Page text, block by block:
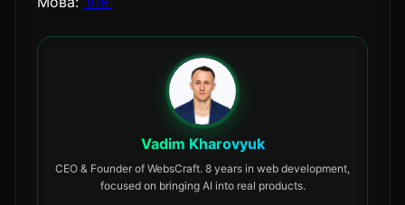
Vadim Kharovyuk
CEO & Founder of WebsCraft. 8 years in web development,
focused on bringing AI into real products.